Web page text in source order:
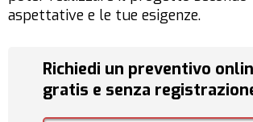
aspettative e le tue esigenze.
Richiedi un preventivo
gratis e senza